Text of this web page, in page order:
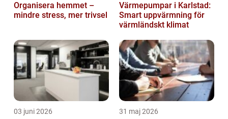
Organisera hemmet –
mindre stress, mer trivsel
Värmepumpar i Karlstad:
Smart uppvärmning för
värmländskt klimat
03 juni 2026 31 maj 2026